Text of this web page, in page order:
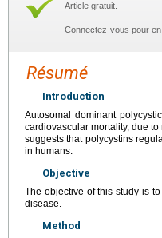
Article gratuit.
Connectez-vous pour
Résumé
Introduction
Autosomal dominant
cardiovascular mortality, due
suggests that polycystins
in humans.
Objective
The objective of this study is
disease.
Method